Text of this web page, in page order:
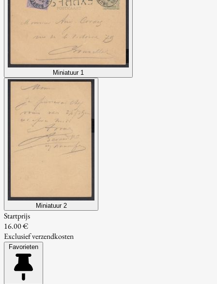
Miniatuur 1
Miniatuur 2
Startprijs
16.00 €
Exclusief verzendkosten
Favorieten